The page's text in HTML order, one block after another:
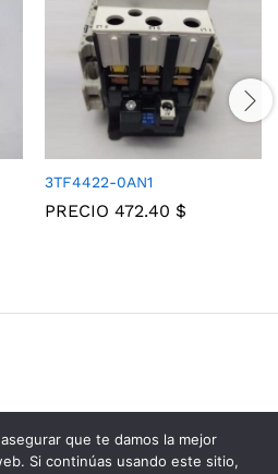
3TF4422-0AN1
PRECIO 472.40 $
© 2025
que te damos la mejor
Si continúas usando este sitio,